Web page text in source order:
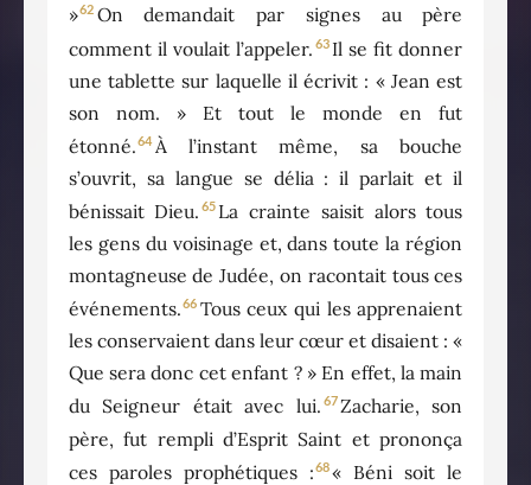
»62 On demandait par signes au père
comment il voulait l’appeler. 63 Il se fit donner
une tablette sur laquelle il écrivit : « Jean est
son nom. » Et tout le monde en fut
étonné.64 À l’instant même, sa bouche
s’ouvrit, sa langue se délia : il parlait et il
bénissait Dieu. 65 La crainte saisit alors tous
les gens du voisinage et, dans toute la région
montagneuse de Judée, on racontait tous ces
événements.66 Tous ceux qui les apprenaient
les conservaient dans leur cœur et disaient : «
Que sera donc cet enfant ? » En effet, la main
du Seigneur était avec lui. 67Zacharie, son
père, fut rempli d’Esprit Saint et prononça
ces paroles prophétiques :68« Béni soit le